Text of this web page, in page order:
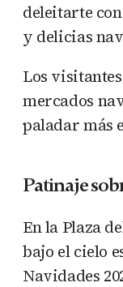
deleitarte
y delicias
Los
mercados
paladar más
Patinaje
En la Plaza
bajo el cielo
Navidades